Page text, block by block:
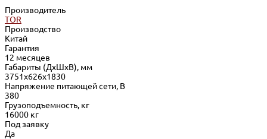
Производитель
TOR
Производство
Китай
Гарантия
12 месяцев
Габариты (ДхШхВ), мм
3751х626х1830
Напряжение питающей сети, В
380
Грузоподъемность, кг
16000 кг
Под заявку
Да